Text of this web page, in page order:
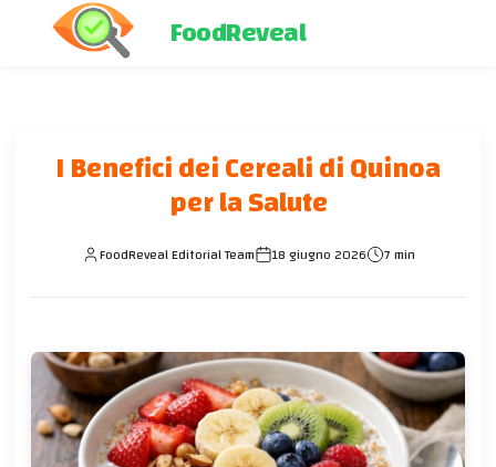
FoodReveal
I Benefici dei Cereali di Quinoa
per la Salute
FoodReveal Editorial Team 18 giugno 2026 7 min